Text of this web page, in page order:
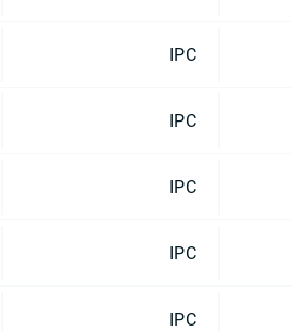
IPC
IPC
IPC
IPC
IPC